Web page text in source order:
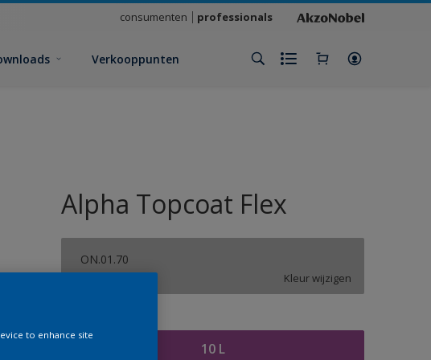
consumenten professionals
Verkooppunten
Alpha Topcoat Flex
ON.01.70
Kleur wijzigen
10 L
to enhance site